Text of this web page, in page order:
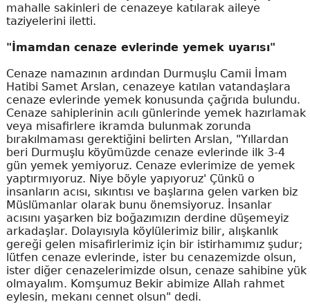
mahalle sakinleri de cenazeye katılarak aileye
taziyelerini iletti.
"İmamdan cenaze evlerinde yemek uyarısı"
Cenaze namazının ardından Durmuşlu Camii İmam
Hatibi Samet Arslan, cenazeye katılan vatandaşlara
cenaze evlerinde yemek konusunda çağrıda bulundu.
Cenaze sahiplerinin acılı günlerinde yemek hazırlamak
veya misafirlere ikramda bulunmak zorunda
bırakılmaması gerektiğini belirten Arslan, "Yıllardan
beri Durmuşlu köyümüzde cenaze evlerinde ilk 3-4
gün yemek yemiyoruz. Cenaze evlerimize de yemek
yaptırmıyoruz. Niye böyle yapıyoruz' Çünkü o
insanların acısı, sıkıntısı ve başlarına gelen varken biz
Müslümanlar olarak bunu önemsiyoruz. İnsanlar
acısını yaşarken biz boğazımızın derdine düşemeyiz
arkadaşlar. Dolayısıyla köylülerimiz bilir, alışkanlık
gereği gelen misafirlerimiz için bir istirhamımız şudur;
lütfen cenaze evlerinde, ister bu cenazemizde olsun,
ister diğer cenazelerimizde olsun, cenaze sahibine yük
olmayalım. Komşumuz Bekir abimize Allah rahmet
eylesin, mekanı cennet olsun" dedi.